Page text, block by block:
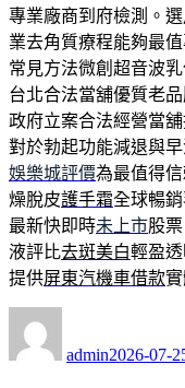
專業廠商到府檢測。
業去角質療程能夠最
常見方法微創超音波
台北合法當舖優質老
政府立案合法經營當
對於勃起功能減退與
娛樂城評價為最值得
燥脫皮護手霜全球暢
最新快即時未上市股
液評比去斑美白輕盈
提供屏東汽機車借款
admin佈
2026-07-